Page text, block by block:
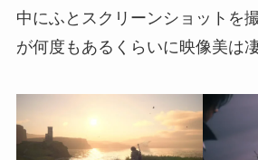
中にふとスクリーンショットを
が何度もあるくらいに映像美は凄